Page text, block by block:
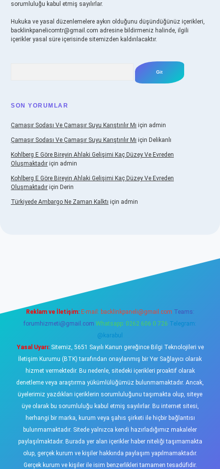
sorumluluğu kabul etmiş sayılırlar.
Hukuka ve yasal düzenlemelere aykırı olduğunu düşündüğünüz içerikleri,
backlinkpanelicomtr@gmail.com adresine bildirmeniz halinde, ilgili
içerikler yasal süre içerisinde sitemizden kaldırılacaktır.
SON YORUMLAR
Çamaşır Sodası Ve Çamaşır Suyu Karıştırılır Mı için admin
Çamaşır Sodası Ve Çamaşır Suyu Karıştırılır Mı için Delikanlı
Kohlberg E Göre Bireyin Ahlaki Gelişimi Kaç Düzey Ve Evreden
Oluşmaktadır için admin
Kohlberg E Göre Bireyin Ahlaki Gelişimi Kaç Düzey Ve Evreden
Oluşmaktadır için Derin
Türkiyede Ambargo Ne Zaman Kalktı için admin
Reklam ve İletişim: E-mail: backlinkpaneli@gmail.com Teams:
forumhizmeti@gmail.com Whatsapp: 0262 606 0 726 Telegram:
@karabul
Yasal Uyarı:Sitemiz, 5651 Sayılı Kanun gereğince Bilgi Teknolojileri ve
İletişim Kurumu (BTK) tarafından onaylanmış bir Yer Sağlayıcı olarak
hizmet vermektedir. Bu nedenle, sitedeki içerikleri proaktif olarak
denetleme veya araştırma yükümlülüğümüz bulunmamaktadır. Ancak,
üyelerimiz yazdıkları içeriklerin sorumluluğunu taşımakta olup, siteye
üye olarak bu sorumluluğu kabul etmiş sayılırlar. Bu internet sitesi,
herhangi bir marka, kurum veya şahıs şirketi ile hiçbir bağlantısı
bulunmamaktadır. Sitede yalnızca kendi hazırladığımız makaleler
paylaşılmaktadır. Burada yer alan içerikler haber niteliği taşımamakta
olup, gerçek kurum ve kişiler hakkında paylaşım yapılmamaktadır.
Gerçek kurum ve kişiler ile isim benzerlikleri tamamen tesadüfidir.